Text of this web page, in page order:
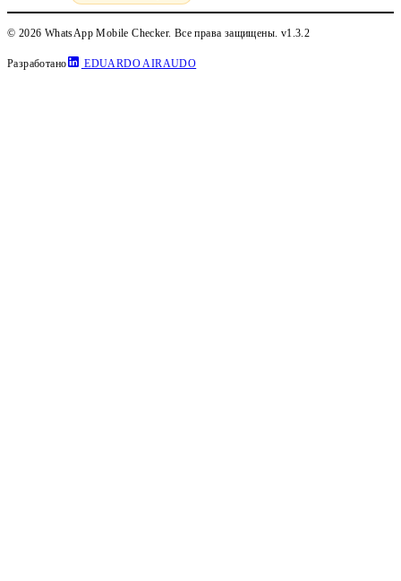
© 2026 WhatsApp Mobile Checker. Все права защищены. v1.3.2
Разработано EDUARDO AIRAUDO